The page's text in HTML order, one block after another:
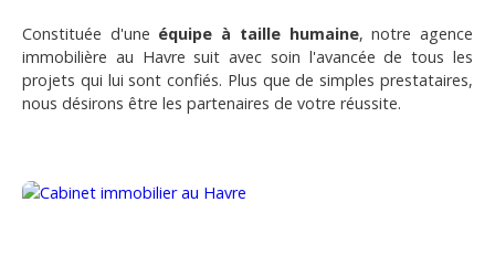
Constituée d'une équipe à taille humaine, notre agence
immobilière au Havre suit avec soin l'avancée de tous les
projets qui lui sont confiés. Plus que de simples prestataires,
nous désirons être les partenaires de votre réussite.